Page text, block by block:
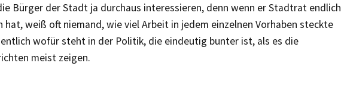
Bürger der Stadt ja durchaus interessieren, denn wenn er Stadtrat endlich
hat, weiß oft niemand, wie viel Arbeit in jedem einzelnen Vorhaben steckte
wofür steht in der Politik, die eindeutig bunter ist, als es die
meist zeigen.